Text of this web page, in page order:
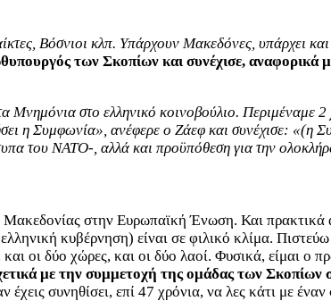
Βόσνιοι κλπ. Υπάρχουν Μακεδόνες, υπάρχει
των Σκοπίων και συνέχισε,
Μνημόνια στο ελληνικό κοινοβούλιο.
η Συμφωνία», ανέφερε ο Ζάεφ και συνέχισε: «(η
του ΝΑΤΟ-, αλλά και προϋπόθεση για την
στην Ευρωπαϊκή Ένωση. Και
κυβέρνηση) είναι σε φιλικό κλίμα.
οι δύο χώρες, και οι δύο λαοί. Φυσικά, είμαι
με την συμμετοχή της ομάδας των Σκοπίων
συνηθίσει, επί 47 χρόνια, να λες κάτι με